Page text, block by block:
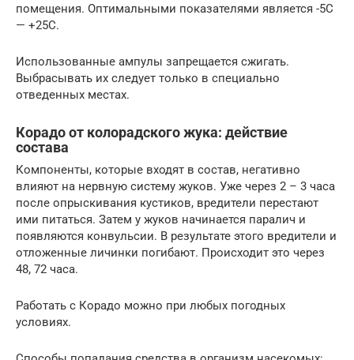
помещения. Оптимальными показателями является -5С
— +25С.
Использованные ампулы запрещается сжигать.
Выбрасывать их следует только в специально
отведенных местах.
Корадо от колорадского жука: действие
состава
Компоненты, которые входят в состав, негативно
влияют на нервную систему жуков. Уже через 2 – 3 часа
после опрыскивания кустиков, вредители перестают
ими питаться. Затем у жуков начинается паралич и
появляются конвульсии. В результате этого вредители и
отложенные личинки погибают. Происходит это через
48, 72 часа.
Работать с Корадо можно при любых погодных
условиях.